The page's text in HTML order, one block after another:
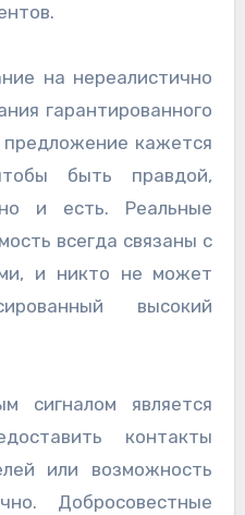
на нереалистично
гарантированного
предложение кажется
быть правдой,
и есть. Реальные
всегда связаны с
и никто не может
высокий
сигналом является
контакты
или возможность
Добросовестные